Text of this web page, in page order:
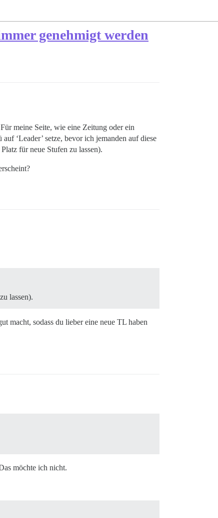
genehmigt werden
meine Seite, wie eine Zeitung oder ein
‘Leader’ setze, bevor ich jemanden auf diese
für neue Stufen zu lassen).
lassen).
macht, sodass du lieber eine neue TL haben
möchte ich nicht.